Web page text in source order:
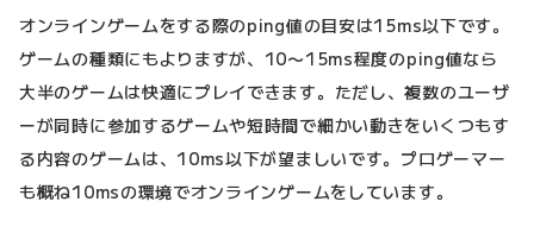
オンラインゲームをする際のping値の目安は15ms以下です。
ゲームの種類にもよりますが、10〜15ms程度のping値なら
大半のゲームは快適にプレイできます。ただし、複数のユーザ
ーが同時に参加するゲームや短時間で細かい動きをいくつもす
る内容のゲームは、10ms以下が望ましいです。プロゲーマー
も概ね10msの環境でオンラインゲームをしています。